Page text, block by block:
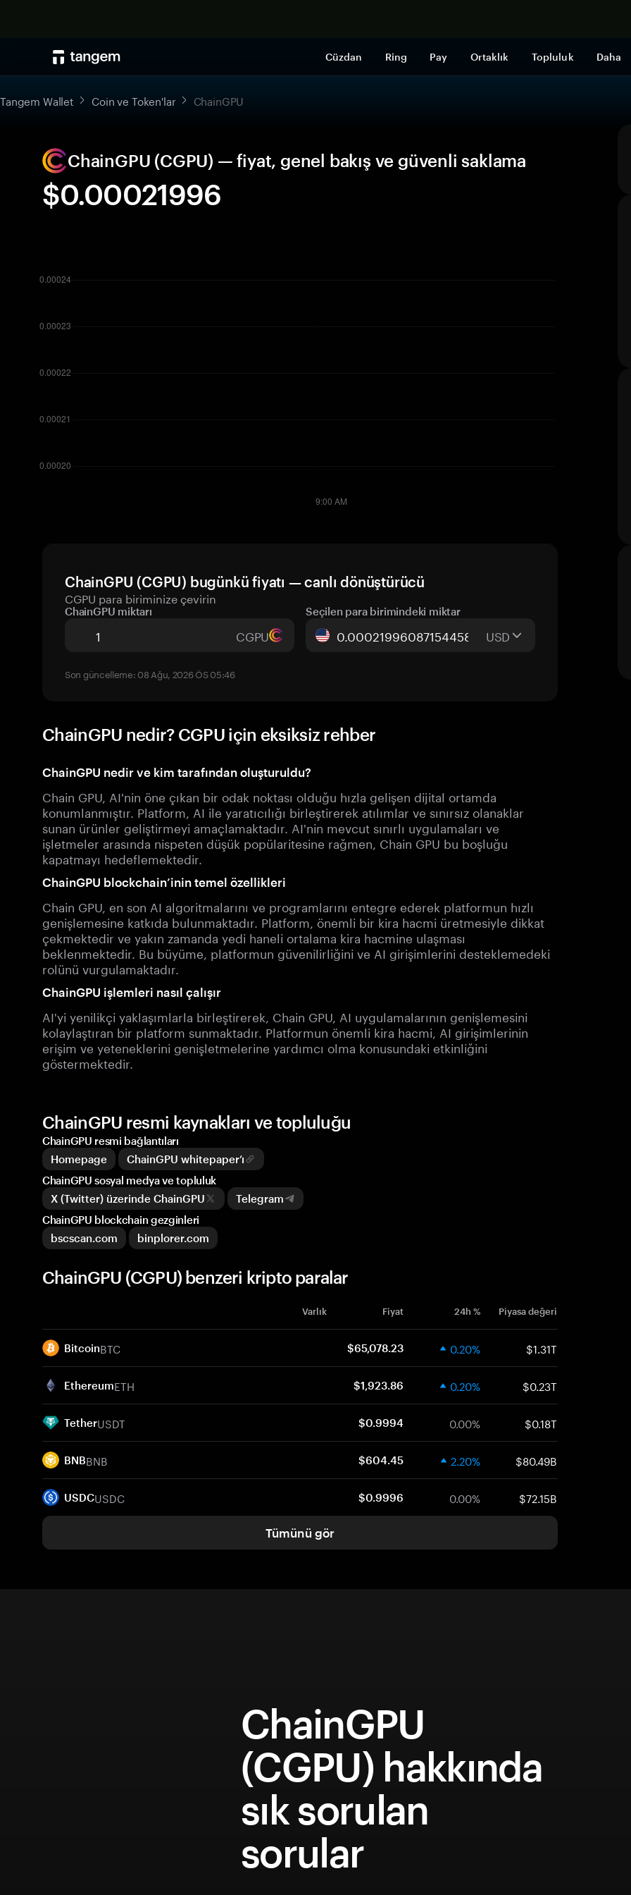
Cüzdan Ring Pay Ortaklık Topluluk Daha
Tangem Wallet Coin ve Token'lar ChainGPU
ChainGPU (CGPU) — fiyat, genel bakış ve güvenli saklama
$0.00021996
ChainGPU (CGPU) bugünkü fiyatı — canlı dönüştürücü
CGPU para biriminize çevirin
ChainGPU miktarı
CGPU
Seçilen para birimindeki miktar
USD
Son güncelleme: 08 Ağu, 2026 ÖS 05:46
ChainGPU nedir? CGPU için eksiksiz rehber
ChainGPU nedir ve kim tarafından oluşturuldu?
Chain GPU, AI'nin öne çıkan bir odak noktası olduğu hızla gelişen dijital ortamda
konumlanmıştır. Platform, AI ile yaratıcılığı birleştirerek atılımlar ve sınırsız olanaklar
sunan ürünler geliştirmeyi amaçlamaktadır. AI'nin mevcut sınırlı uygulamaları ve
işletmeler arasında nispeten düşük popülaritesine rağmen, Chain GPU bu boşluğu
kapatmayı hedeflemektedir.
ChainGPU blockchain’inin temel özellikleri
Chain GPU, en son AI algoritmalarını ve programlarını entegre ederek platformun hızlı
genişlemesine katkıda bulunmaktadır. Platform, önemli bir kira hacmi üretmesiyle dikkat
çekmektedir ve yakın zamanda yedi haneli ortalama kira hacmine ulaşması
beklenmektedir. Bu büyüme, platformun güvenilirliğini ve AI girişimlerini desteklemedeki
rolünü vurgulamaktadır.
ChainGPU işlemleri nasıl çalışır
AI'yi yenilikçi yaklaşımlarla birleştirerek, Chain GPU, AI uygulamalarının genişlemesini
kolaylaştıran bir platform sunmaktadır. Platformun önemli kira hacmi, AI girişimlerinin
erişim ve yeteneklerini genişletmelerine yardımcı olma konusundaki etkinliğini
göstermektedir.
ChainGPU resmi kaynakları ve topluluğu
ChainGPU resmi bağlantıları
Homepage
ChainGPU whitepaper’ı
ChainGPU sosyal medya ve topluluk
X (Twitter) üzerinde ChainGPU
Telegram
ChainGPU blockchain gezginleri
bscscan.com
binplorer.com
ChainGPU (CGPU) benzeri kripto paralar
Varlık Fiyat 24h % Piyasa değeri
BitcoinBTC $65,078.23 0.20% $1.31T
EthereumETH $1,923.86 0.20% $0.23T
TetherUSDT $0.9994 0.00% $0.18T
BNBBNB $604.45 2.20% $80.49B
USDCUSDC $0.9996 0.00% $72.15B
Tümünü gör
ChainGPU
(CGPU) hakkında
sık sorulan
sorular